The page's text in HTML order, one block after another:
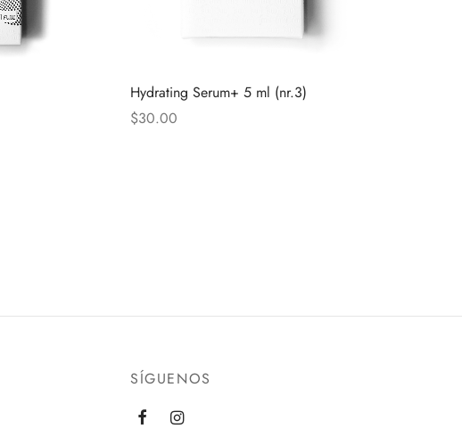
Hydrating Serum+ 5 ml (nr.3)
$30.00
SÍGUENOS